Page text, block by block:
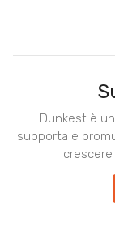
Dunkest è
supporta e